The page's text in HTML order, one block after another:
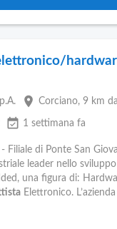
place Corciano, 9 km
event_available 1 settimana fa
- Filiale di Ponte San
leader nello
una figura di:
Elettronico.